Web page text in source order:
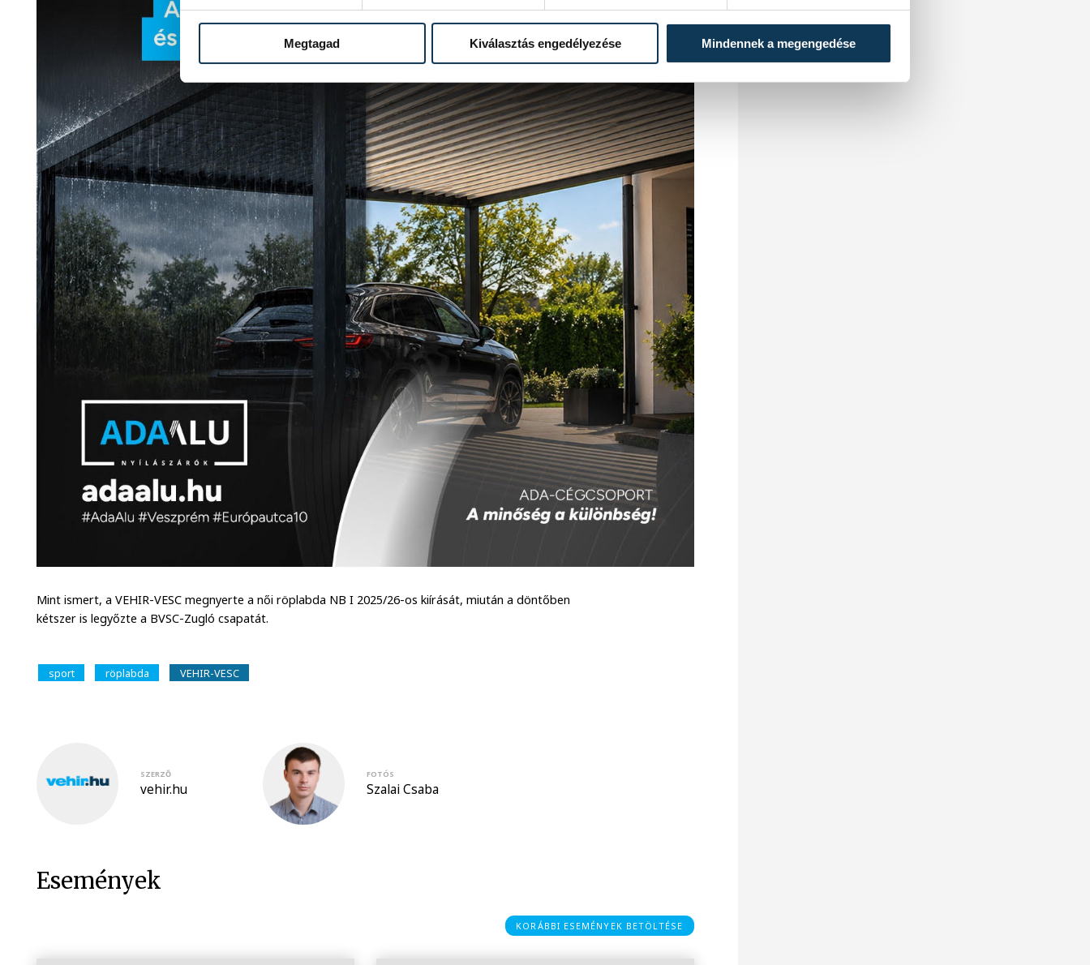
Megtagad Kiválasztás engedélyezése Mindennek a megengedése
Mint ismert, a VEHIR-VESC megnyerte a női röplabda NB I 2025/26-os kiírását, miután a döntőben
kétszer is legyőzte a BVSC-Zugló csapatát.
sport röplabda VEHIR-VESC
SZERZŐ
vehir.hu
FOTÓS
Szalai Csaba
Események
KORÁBBI ESEMÉNYEK BETÖLTÉSE